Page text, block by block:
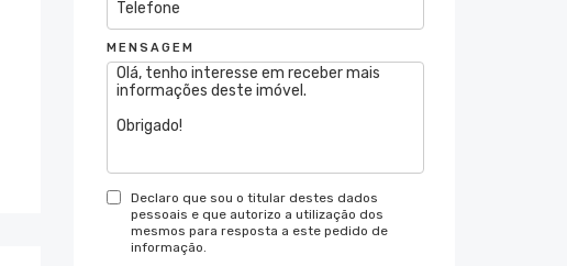
MENSAGEM
Declaro que sou o titular destes dados
pessoais e que autorizo a utilização dos
mesmos para resposta a este pedido de
informação.